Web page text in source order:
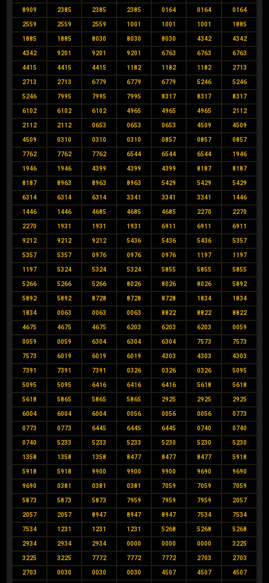
8909 2385 2385 2385 0164 0164 0164
2559 2559 2559 1001 1001 1001 1885
1885 1885 8030 8030 8030 4342 4342
4342 9201 9201 9201 6763 6763 6763
4415 4415 4415 1182 1182 1182 2713
2713 2713 6779 6779 6779 5246 5246
5246 7995 7995 7995 8317 8317 8317
6102 6102 6102 4965 4965 4965 2112
2112 2112 0653 0653 0653 4509 4509
4509 0310 0310 0310 0857 0857 0857
7762 7762 7762 6544 6544 6544 1946
1946 1946 4399 4399 4399 8187 8187
8187 8963 8963 8963 5429 5429 5429
6314 6314 6314 3341 3341 3341 1446
1446 1446 4685 4685 4685 2270 2270
2270 1931 1931 1931 6911 6911 6911
9212 9212 9212 5436 5436 5436 5357
5357 5357 0976 0976 0976 1197 1197
1197 5324 5324 5324 5855 5855 5855
5266 5266 5266 8026 8026 8026 5892
5892 5892 8728 8728 8728 1834 1834
1834 0063 0063 0063 8822 8822 8822
4675 4675 4675 6203 6203 6203 0059
0059 0059 6304 6304 6304 7573 7573
7573 6019 6019 6019 4303 4303 4303
7391 7391 7391 0326 0326 0326 5095
5095 5095 6416 6416 6416 5618 5618
5618 5865 5865 5865 2925 2925 2925
6004 6004 6004 0056 0056 0056 0773
0773 0773 6445 6445 6445 0740 0740
0740 5233 5233 5233 5230 5230 5230
1358 1358 1358 8477 8477 8477 5918
5918 5918 9900 9900 9900 9690 9690
9690 0381 0381 0381 7059 7059 7059
5873 5873 5873 7959 7959 7959 2057
2057 2057 8947 8947 8947 7534 7534
7534 1231 1231 1231 5268 5268 5268
2934 2934 2934 0000 0000 0000 3225
3225 3225 7772 7772 7772 2703 2703
2703 0030 0030 0030 4507 4507 4507